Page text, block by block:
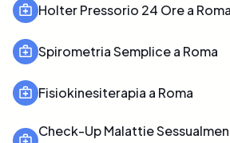
Holter Pressorio 24 Ore a Roma
Spirometria Semplice a Roma
Fisiokinesiterapia a Roma
Check-Up Malattie